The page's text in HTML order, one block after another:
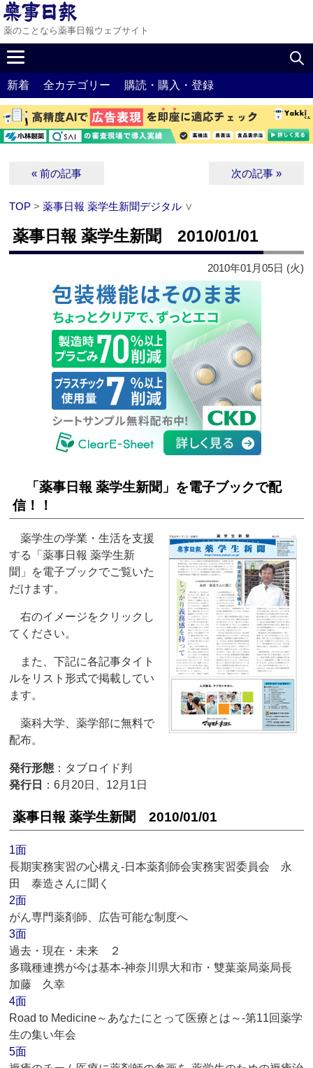
薬のことなら薬事日報ウェブサイト
新着 全カテゴリー 購読・購入・登録
« 前の記事 次の記事 »
TOP >薬事日報 薬学生新聞デジタル ∨
薬事日報 薬学生新聞 2010/01/01
2010年01月05日 (火)
「薬事日報 薬学生新聞」を電子ブックで配
信！！
薬学生の学業・生活を支援
する「薬事日報 薬学生新
聞」を電子ブックでご覧いた
だけます。
右のイメージをクリックし
てください。
また、下記に各記事タイト
ルをリスト形式で掲載してい
ます。
薬科大学、薬学部に無料で
配布。
発行形態 ：タブロイド判
発行日
：6月20日、12月1日
薬事日報 薬学生新聞 2010/01/01
1面
長期実務実習の心構え‐日本薬剤師会実務実習委員会 永
田 泰造さんに聞く
2面
がん専門薬剤師、広告可能な制度へ
3面
過去・現在・未来 ２
多職種連携が今は基本‐神奈川県大和市・雙葉薬局薬局長
加藤 久幸
4面
Road to Medicine～あなたにとって医療とは～‐第11回薬学
生の集い年会
5面